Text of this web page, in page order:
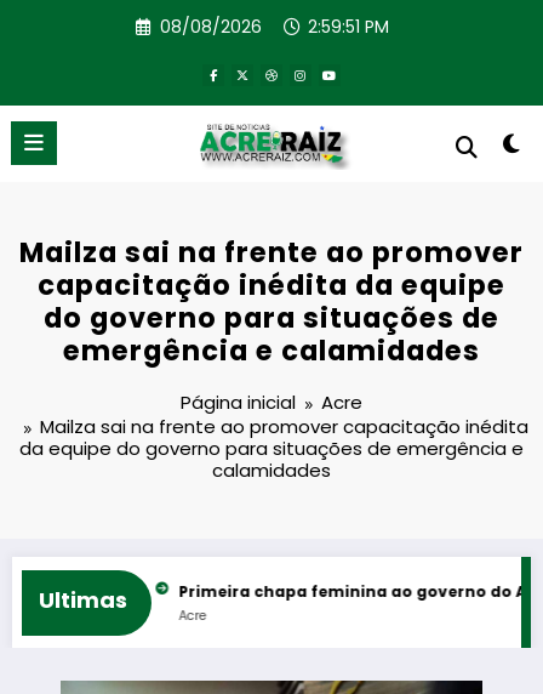
08/08/2026 2:59:52 PM
Mailza sai na frente ao promover
capacitação inédita da equipe
do governo para situações de
emergência e calamidades
Página inicial
Acre
Mailza sai na frente ao promover capacitação inédita
da equipe do governo para situações de emergência e
calamidades
UltimasPrimeira chapa feminina ao governo do Acre reúne